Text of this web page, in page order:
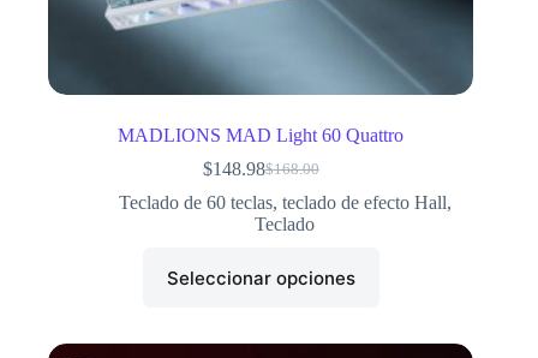
MADLIONS MAD Light 60 Quattro
$168.00
$148.98
Teclado de 60 teclas, teclado de efecto Hall,
Teclado
Seleccionar opciones